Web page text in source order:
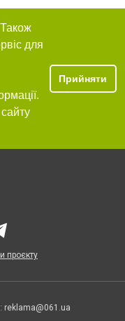
для
Прийняти
проєкту
reklama@061.ua